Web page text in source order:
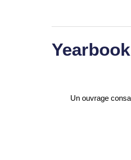
Un ouvrage